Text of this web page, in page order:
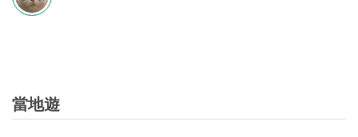
儀式，表演項目是參觀中正紀念的重點之一，也是中正紀念堂背後
當地遊